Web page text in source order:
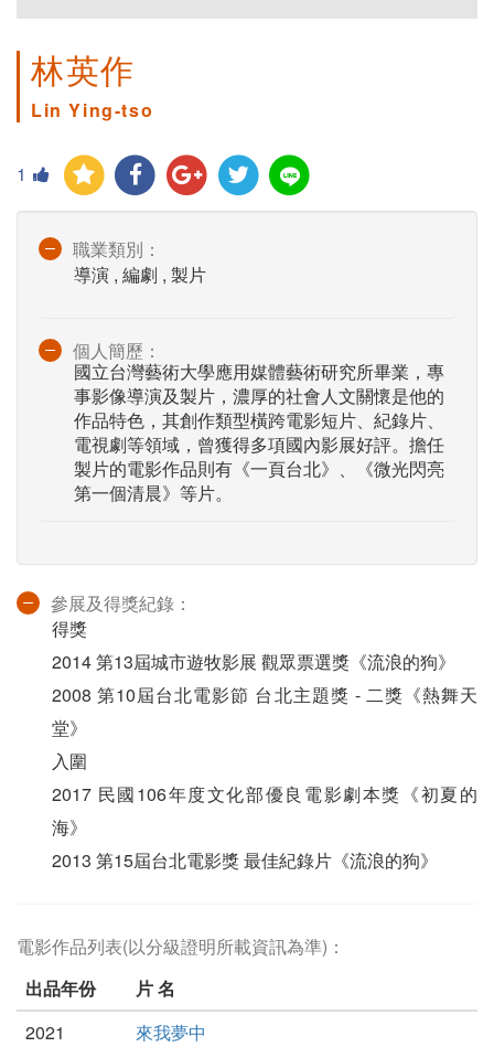
林英作
Lin Ying-tso
1
職業類別：
導演 , 編劇 , 製片
個人簡歷：
國立台灣藝術大學應用媒體藝術研究所畢業，專
事影像導演及製片，濃厚的社會人文關懷是他的
作品特色，其創作類型橫跨電影短片、紀錄片、
電視劇等領域，曾獲得多項國內影展好評。擔任
製片的電影作品則有《一頁台北》、《微光閃亮
第一個清晨》等片。
參展及得獎紀錄：
得獎
2014 第13屆城市遊牧影展 觀眾票選獎《流浪的狗》
2008 第10屆台北電影節 台北主題獎 - 二獎《熱舞天
堂》
入圍
2017 民國106年度文化部優良電影劇本獎《初夏的
海》
2013 第15屆台北電影獎 最佳紀錄片《流浪的狗》
電影作品列表(以分級證明所載資訊為準)：
出品年份
片 名
2021
來我夢中